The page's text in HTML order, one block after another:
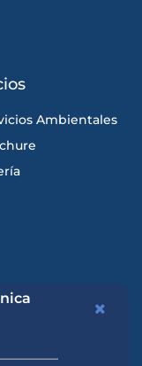
Ambientales